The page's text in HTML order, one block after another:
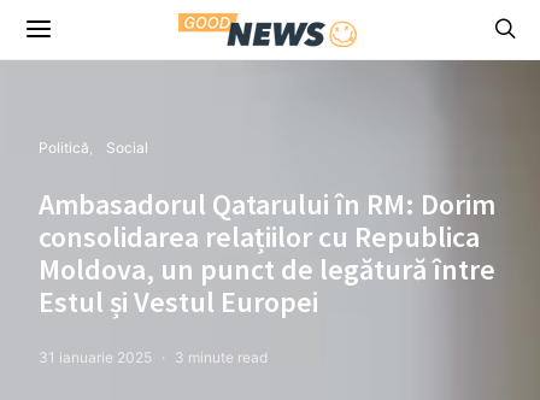
Politică Social
Ambasadorul Qatarului în RM: Dorim
consolidarea relațiilor cu Republica
Moldova, un punct de legătură între
Estul și Vestul Europei
31 ianuarie 2025 3 minute read